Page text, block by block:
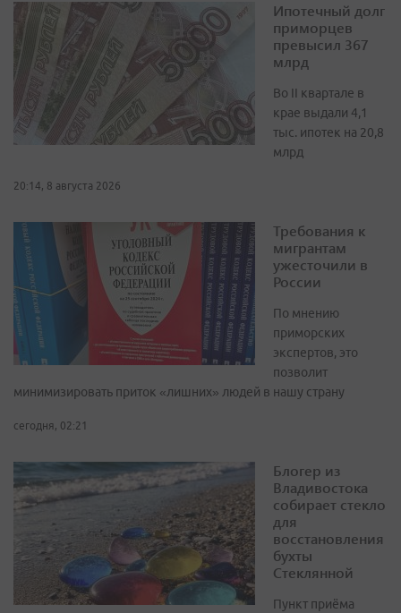
Ипотечный долг
приморцев
превысил 367
млрд
Во II квартале в
крае выдали 4,1
тыс. ипотек на 20,8
млрд
20:14, 8 августа 2026
Требования к
мигрантам
ужесточили в
России
По мнению
приморских
экспертов, это
позволит
минимизировать приток «лишних» людей в нашу страну
сегодня, 02:21
Блогер из
Владивостока
собирает стекло
для
восстановления
бухты
Стеклянной
Пункт приёма